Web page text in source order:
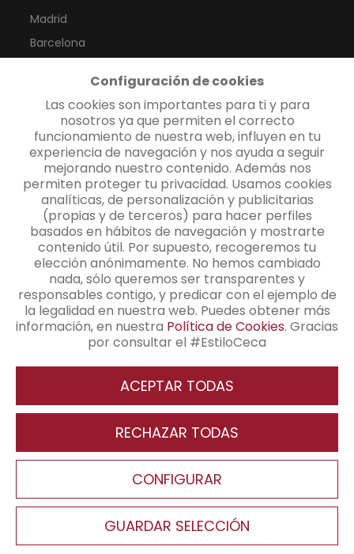
Madrid
Barcelona
Valencia
Las Palmas
Santa Cruz de Tenerife
CONTACTO
Contacto
+34 91 345 48 25
info@cecamagan.com
Pie de página
Política de Privacidad
Canal interno de información
Condiciones generales de contratación
Copyright ©2026
Configuración de cookies
Las cookies son importantes para ti y para
nosotros ya que permiten el correcto
funcionamiento de nuestra web, influyen en tu
experiencia de navegación y nos ayuda a seguir
mejorando nuestro contenido. Además nos
permiten proteger tu privacidad. Usamos cookies
analíticas, de personalización y publicitarias
(propias y de terceros) para hacer perfiles
basados en hábitos de navegación y mostrarte
contenido útil. Por supuesto, recogeremos tu
elección anónimamente. No hemos cambiado
nada, sólo queremos ser transparentes y
responsables contigo, y predicar con el ejemplo de
la legalidad en nuestra web. Puedes obtener más
información, en nuestra Política de Cookies. Gracias
por consultar el #EstiloCeca
ACEPTAR TODAS
Revocar consentimiento
RECHAZAR TODAS
CONFIGURAR
GUARDAR SELECCIÓN